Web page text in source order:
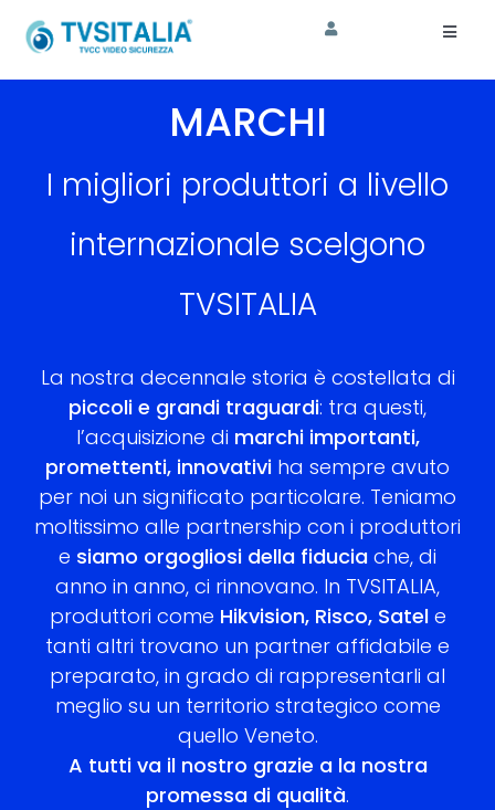
CORSI
SHOP
ASSISTENZA
MARCHI
I migliori produttori a livello
internazionale scelgono
TVSITALIA
La nostra decennale storia è costellata di
piccoli e grandi traguardi: tra questi,
l’acquisizione di marchi importanti,
promettenti, innovativi ha sempre avuto
per noi un significato particolare. Teniamo
moltissimo alle partnership con i produttori
e siamo orgogliosi della fiducia che, di
anno in anno, ci rinnovano. In TVSITALIA,
produttori come Hikvision, Risco, Satele
tanti altri trovano un partner affidabile e
preparato, in grado di rappresentarli al
meglio su un territorio strategico come
quello Veneto.
A tutti va il nostro grazie a la nostra
promessa di qualità.